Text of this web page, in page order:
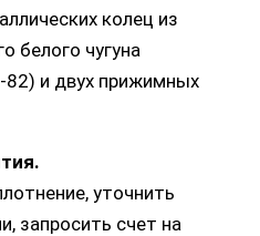
колец из
белого чугуна
и двух прижимных
уточнить
запросить счет на